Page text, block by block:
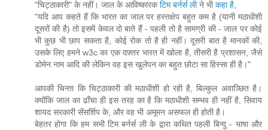
"चिट्ठाकारी" के नहीं। जाल के आविष्कारकटिम बर्नर्स लीने भीकहा है,
"यदि आप कहते हैं कि भारत का जाल पर हस्तक्षेप बहुत कम है (यानी मठाधीशी
दूसरों की है) तो इसमें केवल दो बाते हैं - पहली तो है सामग्री की - जाल पर कोई
भी कुछ भी छाप सकता है, कोई रोक तो है ही नहीं। दूसरी बात है मानकों की,
उसके लिए हमने w3c का एक दफ़्तर भारत में खोला है, तीसरी है प्रशासन, जैसे
डोमेन नाम आदि की लेकिन वह इस खुलेपन का बहुत छोटा सा हिस्सा ही है।"
आपकी चिन्ता कि चिट्ठाकारी की मठाधीशी हो रही है, बिल्कुल अवाञ्छित है।
क्योंकि जाल का ढाँचा ही इस तरह का है कि मठाधीशी सम्भव ही नहीं है, सिवाय
शायद सरकारी सेंसर्शिप के, और वह भी अमूमन असफल ही होती है।
बेहतर होगा कि हम सभी टिम बर्नर्स ली के द्वारा कथित पहली बिन्दु - भाषा और